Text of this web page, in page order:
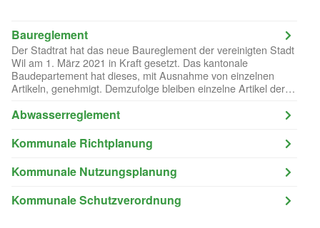
Baureglement
Der Stadtrat hat das neue Baureglement der vereinigten Stadt
Wil am 1. März 2021 in Kraft gesetzt. Das kantonale
Baudepartement hat dieses, mit Ausnahme von einzelnen
Artikeln, genehmigt. Demzufolge bleiben einzelne Artikel der
gültig.
Abwasserreglement
Kommunale Richtplanung
Kommunale Nutzungsplanung
Kommunale Schutzverordnung